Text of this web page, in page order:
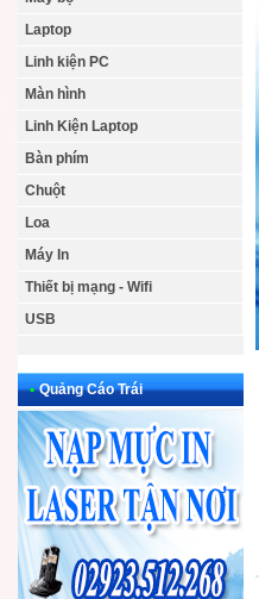
Laptop
Linh kiện PC
Màn hình
Linh Kiện Laptop
Bàn phím
Chuột
Loa
Máy In
Thiết bị mạng - Wifi
USB
• Quảng Cáo Trái